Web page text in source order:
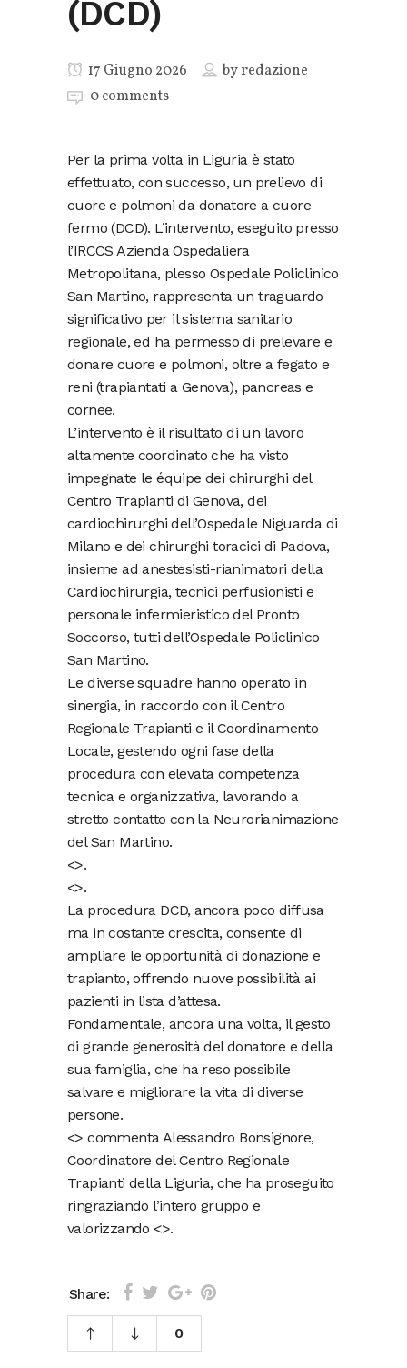
(DCD)
17 Giugno 2026 byredazione
0 comments
Per la prima volta in Liguria è stato
effettuato, con successo, un prelievo di
cuore e polmoni da donatore a cuore
fermo (DCD). L’intervento, eseguito presso
l’IRCCS Azienda Ospedaliera
Metropolitana, plesso Ospedale Policlinico
San Martino, rappresenta un traguardo
significativo per il sistema sanitario
regionale, ed ha permesso di prelevare e
donare cuore e polmoni, oltre a fegato e
reni (trapiantati a Genova), pancreas e
cornee.
L’intervento è il risultato di un lavoro
altamente coordinato che ha visto
impegnate le équipe dei chirurghi del
Centro Trapianti di Genova, dei
cardiochirurghi dell’Ospedale Niguarda di
Milano e dei chirurghi toracici di Padova,
insieme ad anestesisti-rianimatori della
Cardiochirurgia, tecnici perfusionisti e
personale infermieristico del Pronto
Soccorso, tutti dell’Ospedale Policlinico
San Martino.
Le diverse squadre hanno operato in
sinergia, in raccordo con il Centro
Regionale Trapianti e il Coordinamento
Locale, gestendo ogni fase della
procedura con elevata competenza
tecnica e organizzativa, lavorando a
stretto contatto con la Neurorianimazione
del San Martino.
<>.
<>.
La procedura DCD, ancora poco diffusa
ma in costante crescita, consente di
ampliare le opportunità di donazione e
trapianto, offrendo nuove possibilità ai
pazienti in lista d’attesa.
Fondamentale, ancora una volta, il gesto
di grande generosità del donatore e della
sua famiglia, che ha reso possibile
salvare e migliorare la vita di diverse
persone.
<> commenta Alessandro Bonsignore,
Coordinatore del Centro Regionale
Trapianti della Liguria, che ha proseguito
ringraziando l’intero gruppo e
valorizzando <>.
Share:
0